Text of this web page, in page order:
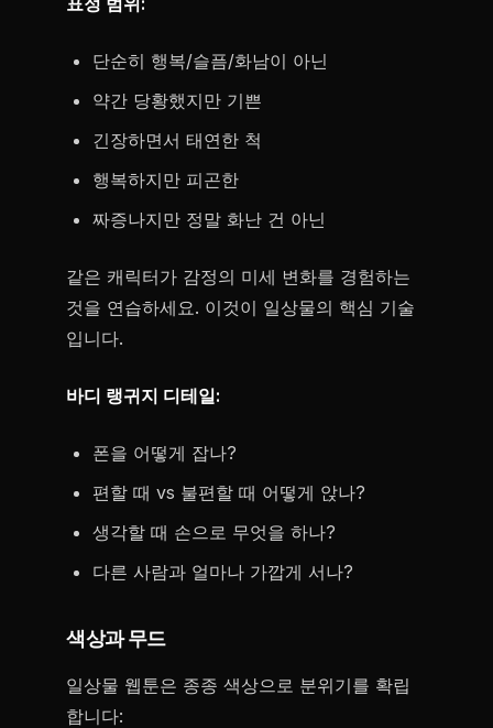
단순히 행복/슬픔/화남이 아닌
약간 당황했지만 기쁜
긴장하면서 태연한 척
행복하지만 피곤한
짜증나지만 정말 화난 건 아닌
같은 캐릭터가 감정의 미세 변화를 경험하는
것을 연습하세요. 이것이 일상물의 핵심 기술
입니다.
바디 랭귀지 디테일:
폰을 어떻게 잡나?
편할 때 vs 불편할 때 어떻게 앉나?
생각할 때 손으로 무엇을 하나?
다른 사람과 얼마나 가깝게 서나?
색상과 무드
일상물 웹툰은 종종 색상으로 분위기를 확립
합니다: